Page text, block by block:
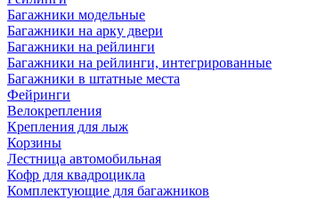
Багажники модельные
Багажники на арку двери
Багажники на рейлинги
Багажники на рейлинги, интегрированные
Багажники в штатные места
Фейринги
Велокрепления
Крепления для лыж
Корзины
Лестница автомобильная
Кофр для квадроцикла
Комплектующие для багажников